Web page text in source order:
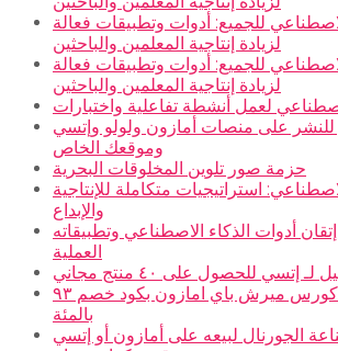
للجميع: أدوات وتطبيقات فعالة
لزيادة إنتاجية المعلمين والباحثين
للجميع: أدوات وتطبيقات فعالة
لزيادة إنتاجية المعلمين والباحثين
لعمل أنشطة تفاعلية واختبارات
للنشر على منصات أمازون ولولو وإتسي
وموقعك الخاص
حزمة صور تلوين المخلوقات البحرية
استراتيجيات متكاملة للإنتاجية
والإبداع
أدوات الذكاء الاصطناعي وتطبيقاته
العملية
إتسي للحصول على ٤٠ منتج مجاني
رابط الحصول على كورس ميرش باي امازون بكود خصم ٩٣
بالمئة
الجورنال لبيعه على أمازون أو إتسي